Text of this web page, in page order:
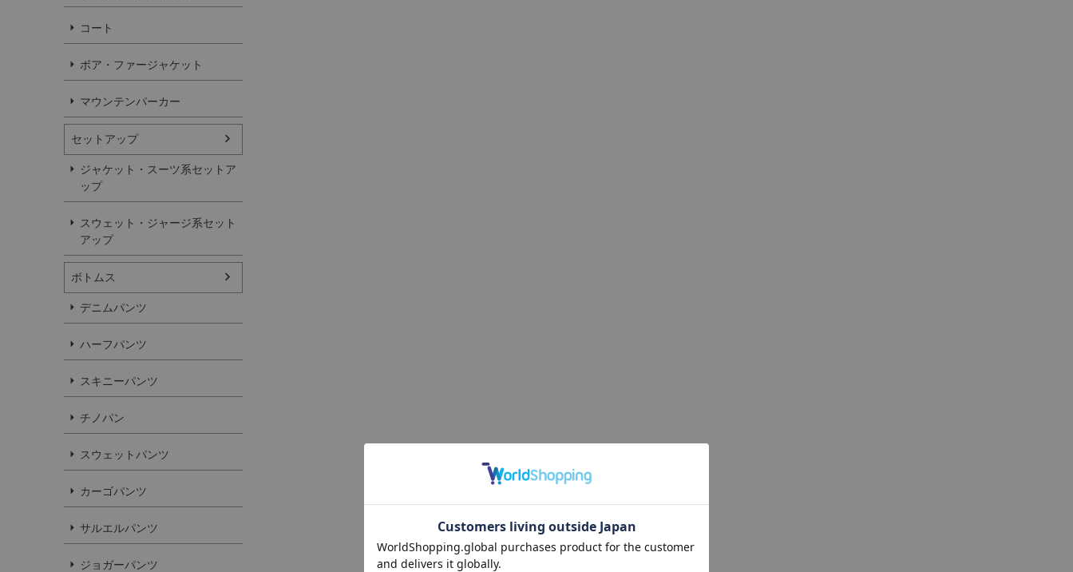
コート
ボア・ファージャケット
マウンテンパーカー
セットアップ
ジャケット・スーツ系セットア
ップ
スウェット・ジャージ系セット
アップ
ボトムス
デニムパンツ
ハーフパンツ
スキニーパンツ
チノパン
スウェットパンツ
カーゴパンツ
サルエルパンツ
ジョガーパンツ